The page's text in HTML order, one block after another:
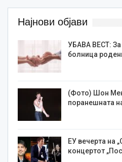
Најнови објави
УБАВА ВЕСТ: За
болница
(Фото) Шон
поранешната
ЕУ вечерта на
концертот